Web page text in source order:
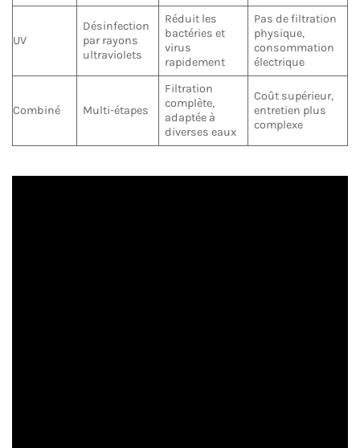
UV
Désinfection
par rayons
ultraviolets
Réduit les
bactéries et
virus
rapidement
Pas de filtration
physique,
consommation
électrique
Combiné Multi-étapes
Filtration
complète,
adaptée à
diverses eaux
Coût supérieur,
entretien plus
complexe